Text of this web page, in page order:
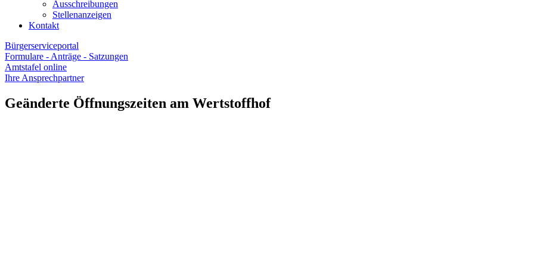
Ausschreibungen
Stellenanzeigen
Kontakt
Bürgerserviceportal
Formulare - Anträge - Satzungen
Amtstafel online
Ihre Ansprechpartner
Geänderte Öffnungszeiten am Wertstoffhof